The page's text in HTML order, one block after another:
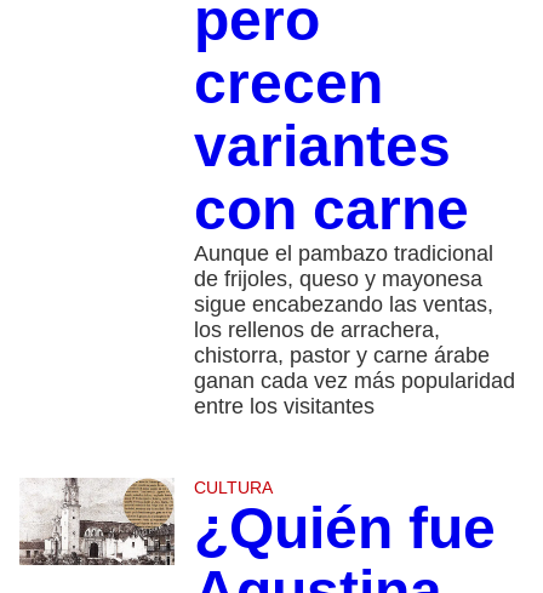
pero
crecen
variantes
con carne
Aunque el pambazo tradicional
de frijoles, queso y mayonesa
sigue encabezando las ventas,
los rellenos de arrachera,
chistorra, pastor y carne árabe
ganan cada vez más popularidad
entre los visitantes
CULTURA
¿Quién fue